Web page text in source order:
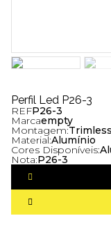
Perfil Led P26-3
REFP26-3
Marcaempty
Montagem:Trimless
Material:Alumínio
Cores Disponíveis:
Nota:P26-3